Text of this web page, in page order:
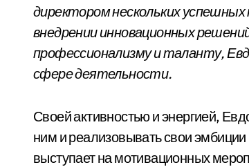
директором нескольких
внедрении инновационных
профессионализму и таланту,
сфере деятельности.
Своей активностью и энергией,
ним и реализовывать свои
выступает на мотивационных